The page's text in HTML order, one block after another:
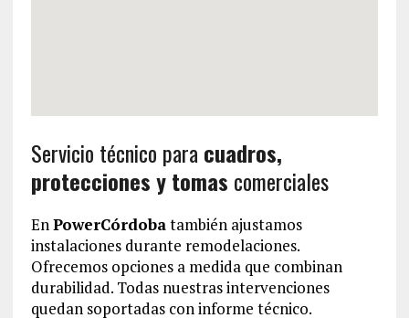
Servicio técnico para cuadros,
protecciones y tomas comerciales
En PowerCórdobatambién ajustamos
instalaciones durante remodelaciones.
Ofrecemos opciones a medida que combinan
durabilidad. Todas nuestras intervenciones
quedan soportadas con informe técnico.